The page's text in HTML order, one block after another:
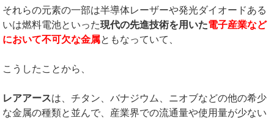
それらの元素の一部は半導体レーザーや発光ダイオードある
いは燃料電池といった現代の先進技術を用いた電子産業など
において不可欠な金属ともなっていて、
こうしたことから、
レアアースは、チタン、バナジウム、ニオブなどの他の希少
な金属の種類と並んで、産業界での流通量や使用量が少ない